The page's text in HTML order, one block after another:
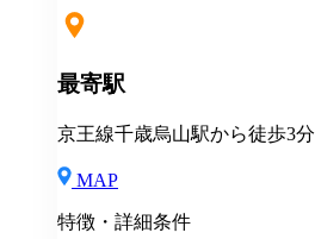
最寄駅
京王線千歳烏山駅から徒歩3分
MAP
特徴・詳細条件